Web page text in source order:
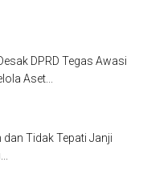
DPRD Tegas Awasi
Aset...
Tidak Tepati Janji